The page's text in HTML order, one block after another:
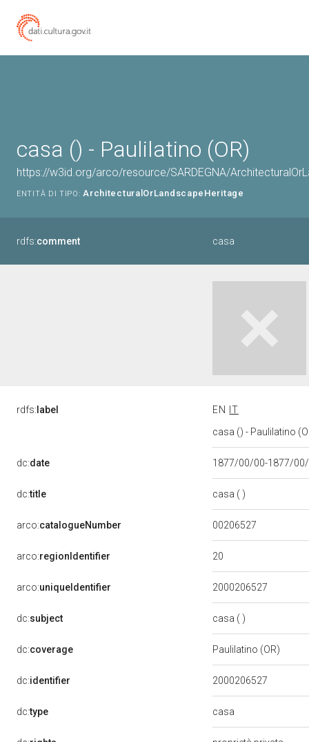
casa () - Paulilatino (OR)
https://w3id.org/arco/resource/SARDEGNA/
ENTITÀ DI TIPO: ArchitecturalOrLandscapeHeritage
rdfs:comment casa
rdfs: label EN
IT
casa () - Paulilatino
dc:date 1877/00/00-1877/
dc:title casa ( )
arco:catalogueNumber 00206527
arco:regionIdentifier 20
arco:uniqueIdentifier 2000206527
dc:subject casa ( )
dc:coverage Paulilatino (OR)
dc:identifier 2000206527
dc:type casa